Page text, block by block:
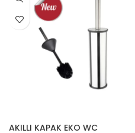
AKILLI KAPAK EKO WC